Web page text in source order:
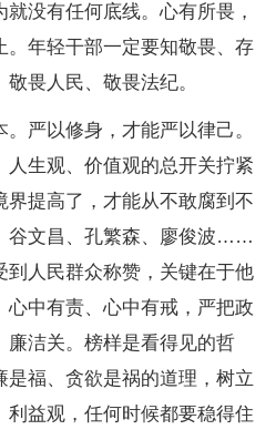
没有任何底线。心有所畏，
。年轻干部一定要知敬畏、存
畏人民、敬畏法纪。
严以修身，才能严以律己。
人生观、价值观的总开关拧紧
界提高了，才能从不敢腐到不
谷文昌、孔繁森、廖俊波……
到人民群众称赞，关键在于他
心中有责、心中有戒，严把政
廉洁关。榜样是看得见的哲
是福、贪欲是祸的道理，树立
利益观，任何时候都要稳得住